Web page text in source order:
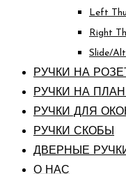
Left
Right
Slide/
РУЧКИ НА
РУЧКИ НА
РУЧКИ ДЛЯ
РУЧКИ СКОБЫ
ДВЕРНЫЕ
О НАС